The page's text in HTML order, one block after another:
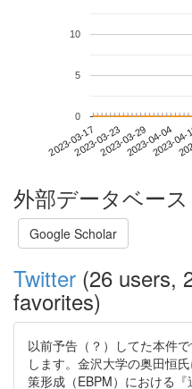
2023-03-172023-03-232023-03-292023-04-04
2023-
0
5
10
外部データベー
Google Scholar
Twitter (26 users,
favorites)
以前予告（？）してた本件
します。金沢大学の奥田恒
策形成（EBPM）における